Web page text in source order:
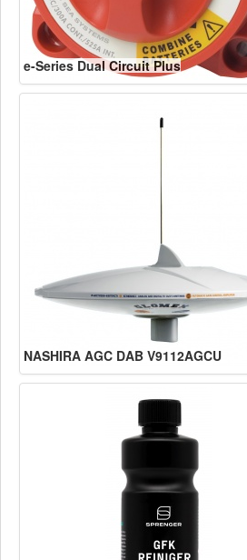
e-Series Dual Circuit Plus
NASHIRA AGC DAB V9112AGCU